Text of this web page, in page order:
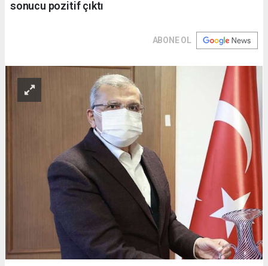
sonucu pozitif çıktı
ABONE OL